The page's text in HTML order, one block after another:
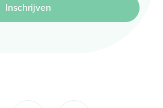
Inschrijven